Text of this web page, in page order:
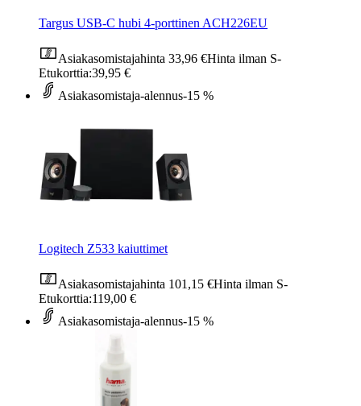
Targus USB-C hubi 4-porttinen ACH226EU
Asiakasomistajahinta 33,96 €Hinta ilman S-
Etukorttia:39,95 €
Asiakasomistaja-alennus-15 %
Logitech Z533 kaiuttimet
Asiakasomistajahinta 101,15 €Hinta ilman S-
Etukorttia:119,00 €
Asiakasomistaja-alennus-15 %